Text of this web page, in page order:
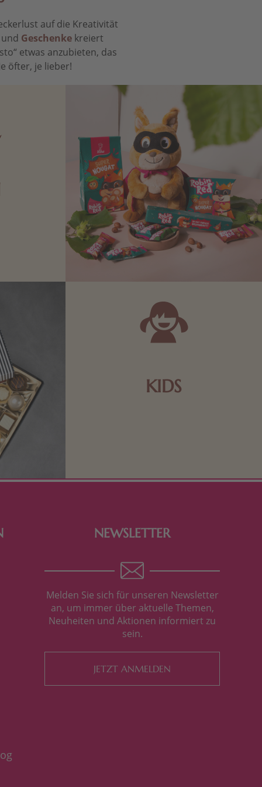
auf die Kreativität
Geschenkekreiert
etwas anzubieten, das
öfter, je lieber!
KIDS
NEWSLETTER
Melden Sie sich für unseren Newsletter
an, um immer über aktuelle Themen,
Neuheiten und Aktionen informiert zu
sein.
JETZT ANMELDEN